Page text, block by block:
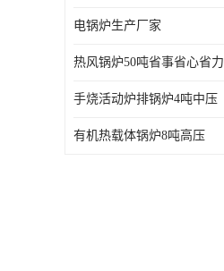
电锅炉生产厂家
热风锅炉50吨省事省心省力
手烧活动炉排锅炉4吨中压
有机热载体锅炉8吨高压